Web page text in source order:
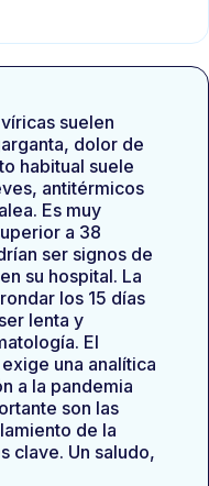
suelen
dolor de
habitual suele
antitérmicos
Es muy
a 38
ser signos de
su hospital. La
los 15 días
lenta y
El
una analítica
a la pandemia
son las
de la
clave. Un saludo,